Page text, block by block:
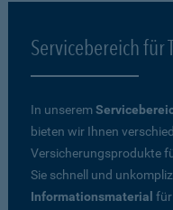
Servicebereich für
In unserem
bieten wir Ihnen
Versicherungsprodukte
Sie schnell und
Informationsmaterial für